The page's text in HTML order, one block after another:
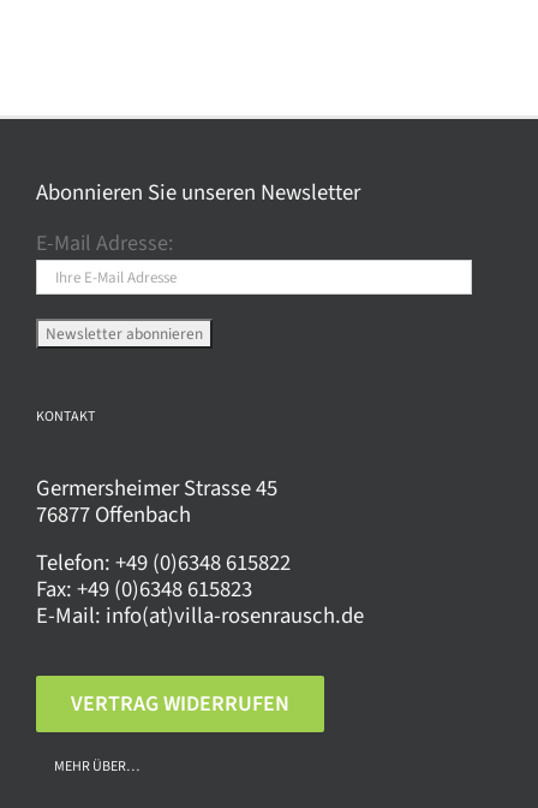
Abonnieren Sie unseren Newsletter
E-Mail Adresse:
KONTAKT
Germersheimer Strasse 45
76877 Offenbach
Telefon:+49 (0)6348 615822
Fax:+49 (0)6348 615823
E-Mail: info(at)villa-rosenrausch.de
VERTRAG WIDERRUFEN
MEHR ÜBER…